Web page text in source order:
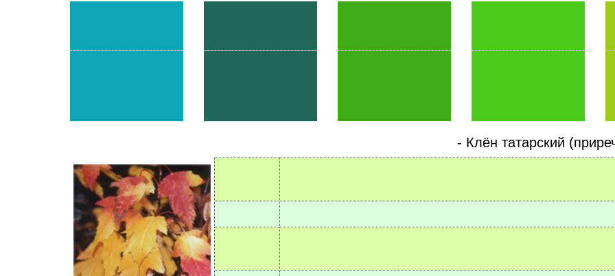
- Клён татарский